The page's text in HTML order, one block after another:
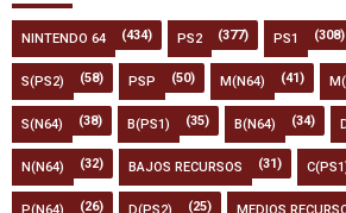
NINTENDO 64 (434) PS2 (377) PS1 (308)
S(PS2) (58) PSP (50) M(N64) (41)
S(N64) (38) B(PS1) (35) B(N64) (34)
N(N64) (32) BAJOS RECURSOS (31)
(26) (25)